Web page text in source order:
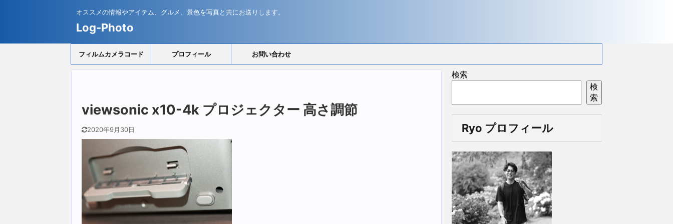
オススメの情報やアイテム、グルメ、景色を写真と共にお送りします。
Log-Photo
フィルムカメラコード プロフィール お問い合わせ
viewsonic x10-4k プロジェクター 高さ調節
2020年9月30日
検索
検
索
Ryo プロフィール